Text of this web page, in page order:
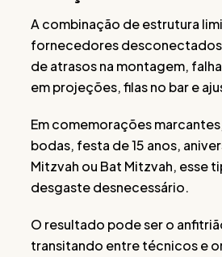
A combinação de estrutura
fornecedores desconectados
de atrasos na montagem,
em projeções, filas no bar e
Em comemorações
bodas, festa de 15 anos,
Mitzvah ou Bat Mitzvah, esse
desgaste desnecessário.
O resultado pode ser o
transitando entre técnicos e